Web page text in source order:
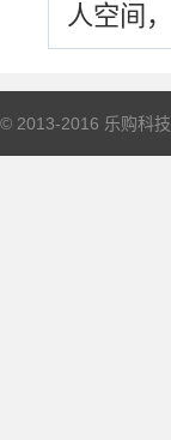
人空间
© 2013-2016 乐购科